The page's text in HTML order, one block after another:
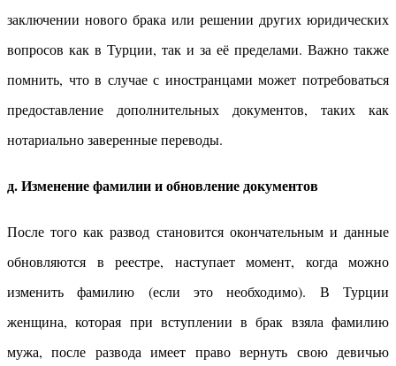
заключении нового брака или решении других юридических
вопросов как в Турции, так и за её пределами. Важно также
помнить, что в случае с иностранцами может потребоваться
предоставление дополнительных документов, таких как
нотариально заверенные переводы.
д. Изменение фамилии и обновление документов
После того как развод становится окончательным и данные
обновляются в реестре, наступает момент, когда можно
изменить фамилию (если это необходимо). В Турции
женщина, которая при вступлении в брак взяла фамилию
мужа, после развода имеет право вернуть свою девичью